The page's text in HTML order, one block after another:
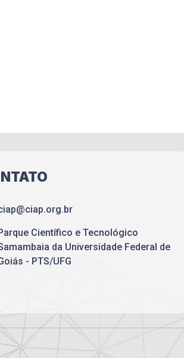
Científico e Tecnológico
da Universidade Federal de
- PTS/UFG